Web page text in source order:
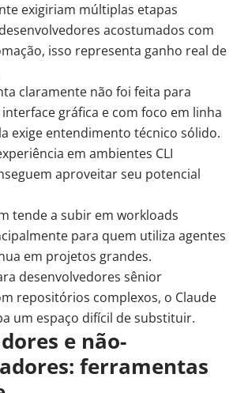
exigiriam múltiplas etapas
acostumados com
isso representa ganho real de
claramente não foi feita para
gráfica e com foco em linha
exige entendimento técnico sólido.
em ambientes CLI
aproveitar seu potencial
tende a subir em workloads
para quem utiliza agentes
em projetos grandes.
desenvolvedores sênior
repositórios complexos, o Claude
um espaço difícil de substituir.
e não-
ferramentas